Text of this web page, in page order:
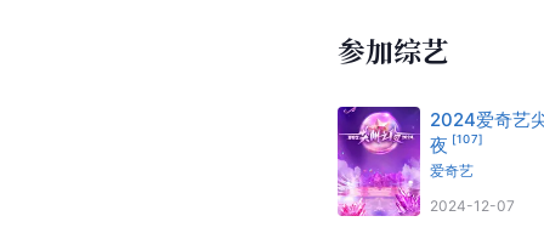
参加综艺
2024爱奇艺
夜 [107]
爱奇艺
2024-12-07